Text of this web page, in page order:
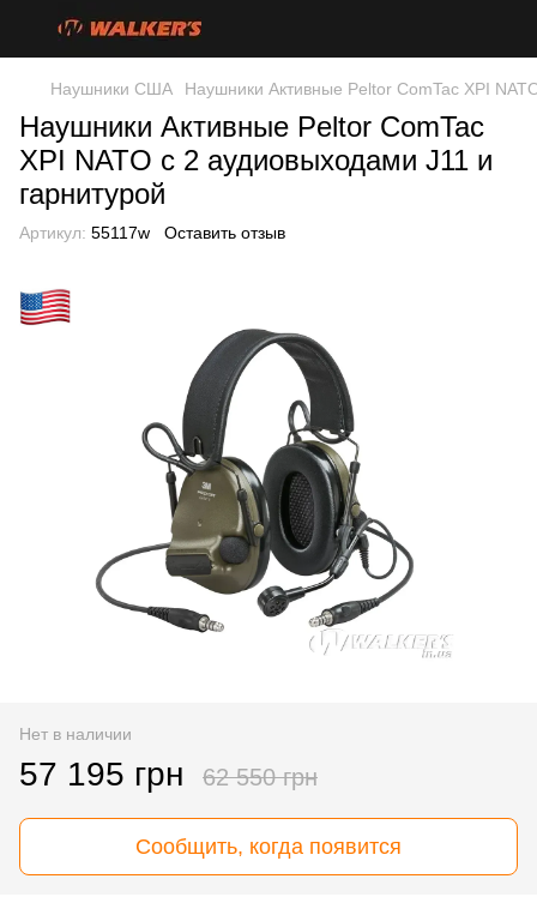
Наушники США Наушники Активные Peltor ComTac XPI
Наушники Активные Peltor ComTac
XPI NATO с 2 аудиовыходами J11 и
гарнитурой
Артикул: 55117w Оставить отзыв
Нет в наличии
57 195 грн 62 550 грн
Сообщить, когда появится